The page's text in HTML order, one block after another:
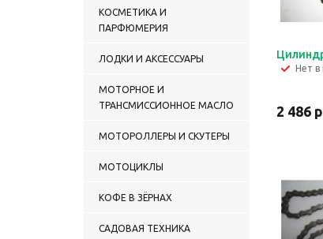
КОСМЕТИКА И
ПАРФЮМЕРИЯ
ЛОДКИ И АКСЕССУАРЫ
МОТОРНОЕ И
ТРАНСМИССИОННОЕ МАСЛО
МОТОРОЛЛЕРЫ И СКУТЕРЫ
МОТОЦИКЛЫ
КОФЕ В ЗЁРНАХ
САДОВАЯ ТЕХНИКА
Нет в
2 486